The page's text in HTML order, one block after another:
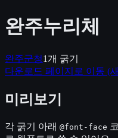
완주누리체
완주군청1 개 굵기
다운로드 페이지로 이동 (
미리보기
각 굵기 아래 @font-face